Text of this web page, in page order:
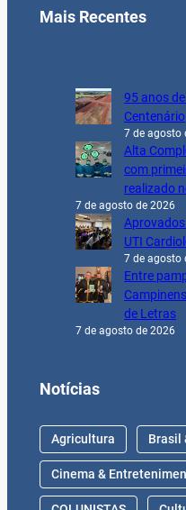
Mais Recentes
95 anos
Centenário
7 de agosto
Alta
com
realizado
7 de agosto de 2026
UTI
7 de agosto
Entre
de Letras
7 de agosto de 2026
Notícias
Agricultura Brasil
Cinema &